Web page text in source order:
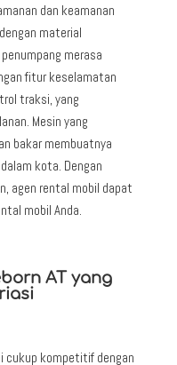
dan keamanan
material
merasa
fitur keselamatan
traksi, yang
Mesin yang
bakar membuatnya
kota. Dengan
agen rental mobil dapat
mobil Anda.
AT yang
cukup kompetitif dengan